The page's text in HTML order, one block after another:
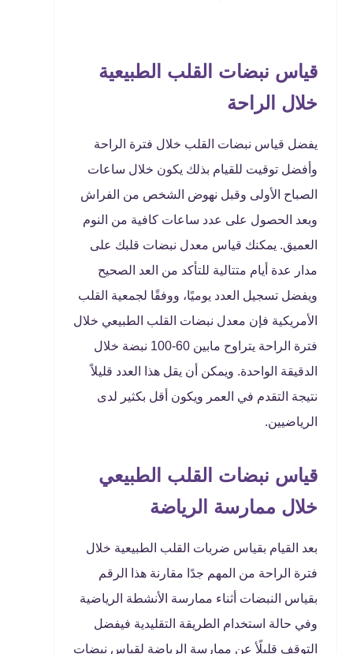
قياس نبضات القلب الطبيعية
خلال الراحة
يفضل قياس نبضات القلب خلال فترة الراحة
وأفضل توقيت للقيام بذلك يكون خلال ساعات
الصباح الأولى وقبل نهوض الشخص من الفراش
وبعد الحصول على عدد ساعات كافية من النوم
العميق. يمكنك قياس معدل نبضات قلبك على
مدار عدة أيام متتالية للتأكد من العد الصحيح
ويفضل تسجيل العدد يوميًا، ووفقًا لجمعية القلب
الأمريكية فإن معدل نبضات القلب الطبيعي خلال
فترة الراحة يتراوح مابين 60-100 نبضة خلال
الدقيقة الواحدة. ويمكن أن يقل هذا العدد قليلاً
نتيجة التقدم في العمر ويكون أقل بكثير لدى
الرياضيين.
قياس نبضات القلب الطبيعي
خلال ممارسة الرياضة
بعد القيام بقياس ضربات القلب الطبيعية خلال
فترة الراحة من المهم جدًا مقارنة هذا الرقم
بقياس النبضات أثناء ممارسة الأنشطة الرياضية
وفي حالة استخدام الطريقة التقليدية فيفضل
التوقف قليلًأ عن ممارسة الرياضة لقياس نبضات